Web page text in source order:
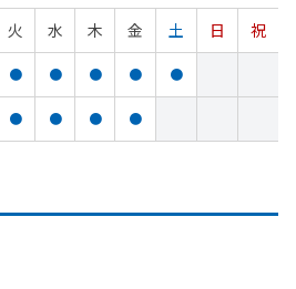
火 水 木 金 土 日
祝
● ● ● ● ●
● ● ● ●